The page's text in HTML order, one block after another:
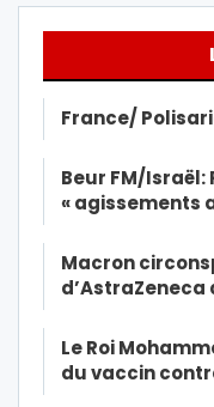
France/
Beur FM/Israël:
« agissements
Macron
Le Roi
du vaccin